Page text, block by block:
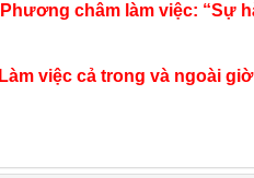
Phương châm làm việc: “Sự
Làm việc cả trong và ngoài